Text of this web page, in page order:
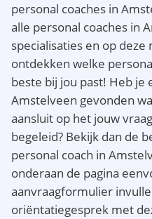
personal coaches in
alle personal coaches in
specialisaties en op
ontdekken welke
beste bij jou past! Heb je
Amstelveen gevonden
aansluit op het jouw
begeleid? Bekijk dan de
personal coach in
onderaan de pagina
aanvraagformulier
oriëntatiegesprek met